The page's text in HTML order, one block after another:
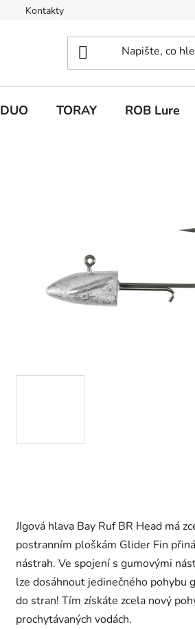
Kontakty
DUO TORAY ROB Lure
JIgová hlava Bay Ruf BR Head má
postranním ploškám Glider Fin
nástrah. Ve spojení s gumovými
lze dosáhnout jedinečného pohybu
do stran! Tím získáte zcela nový
prochytávaných vodách.